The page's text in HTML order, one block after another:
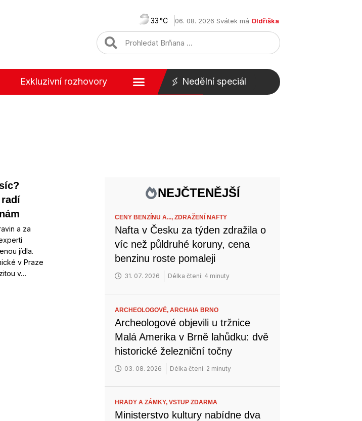
33 06. 08. 2026 Svátek má Oldřiška
Exkluzivní rozhovory Nedělní speciál
a za
jídla.
v Praze
v…
NEJČTENĚJŠÍ
CENY BENZÍNU A...,ZDRAŽENÍ NAFTY
Nafta v Česku za týden zdražila o
víc než půldruhé koruny, cena
benzinu roste pomaleji
31. 07. 2026 Délka čtení: 4 minuty
ARCHEOLOGOVÉ,ARCHAIA BRNO
Archeologové objevili u tržnice
Malá Amerika v Brně lahůdku: dvě
historické železniční točny
03. 08. 2026 Délka čtení: 2 minuty
HRADY A ZÁMKY,VSTUP ZDARMA
Ministerstvo kultury nabídne dva